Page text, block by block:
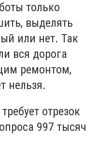
только
выделять
или нет. Так
вся дорога
ремонтом,
нельзя.
отрезок
997 тысяч